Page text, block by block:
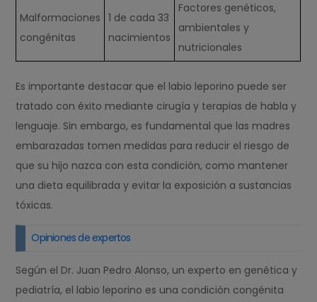
Malformaciones
congénitas
1 de cada 33
nacimientos
Factores genéticos,
ambientales y
nutricionales
Es importante destacar que el labio leporino puede ser
tratado con éxito mediante cirugía y terapias de habla y
lenguaje. Sin embargo, es fundamental que las madres
embarazadas tomen medidas para reducir el riesgo de
que su hijo nazca con esta condición, como mantener
una dieta equilibrada y evitar la exposición a sustancias
tóxicas.
Opiniones de expertos
Según el Dr. Juan Pedro Alonso, un experto en genética y
pediatría, el labio leporino es una condición congénita